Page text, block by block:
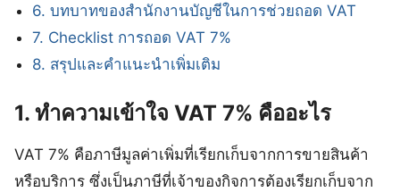
6. บทบาทของสำนักงานบัญชีในการช่วยถอด VAT
7. Checklist การถอด VAT 7%
8. สรุปและคำแนะนำเพิ่มเติม
1. ทำความเข้าใจ VAT 7% คืออะไร
VAT 7% คือภาษีมูลค่าเพิ่มที่เรียกเก็บจากการขายสินค้า
หรือบริการ ซึ่งเป็นภาษีที่เจ้าของกิจการต้องเรียกเก็บจาก